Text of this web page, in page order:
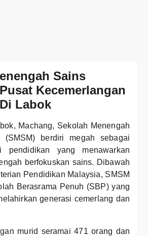
Sains
Kecemerlangan
Labok
Machang, Sekolah Menengah
(SMSM) berdiri megah sebagai
pendidikan yang menawarkan
berfokuskan sains. Dibawah
Pendidikan Malaysia, SMSM
Berasrama Penuh (SBP) yang
generasi cemerlang dan
murid seramai 471 orang dan